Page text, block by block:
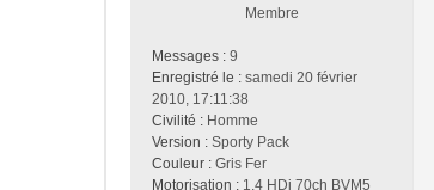
Membre
Messages : 9
Enregistré le : samedi 20 février
2010, 17:11:38
Civilité : Homme
Version : Sporty Pack
Couleur : Gris Fer
Motorisation : 1,4 HDi 70ch BVM5